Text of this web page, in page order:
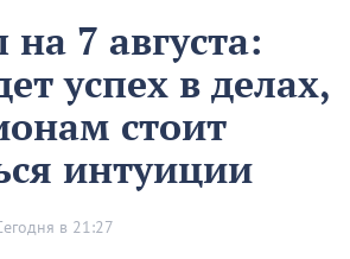
на 7 августа:
успех в делах,
стоит
интуиции
в 21:27